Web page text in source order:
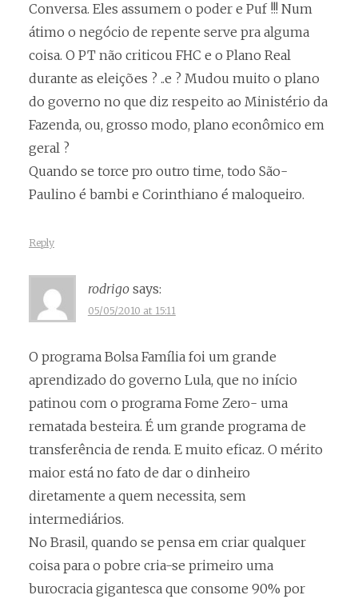
Conversa. Eles assumem o poder e Puf !!! Num
átimo o negócio de repente serve pra alguma
coisa. O PT não criticou FHC e o Plano Real
durante as eleições ? ..e ? Mudou muito o plano
do governo no que diz respeito ao Ministério da
Fazenda, ou, grosso modo, plano econômico em
geral ?
Quando se torce pro outro time, todo São-
Paulino é bambi e Corinthiano é maloqueiro.
Reply
rodrigo says:
05/05/2010 at 15:11
O programa Bolsa Família foi um grande
aprendizado do governo Lula, que no início
patinou com o programa Fome Zero- uma
rematada besteira. É um grande programa de
transferência de renda. E muito eficaz. O mérito
maior está no fato de dar o dinheiro
diretamente a quem necessita, sem
intermediários.
No Brasil, quando se pensa em criar qualquer
coisa para o pobre cria-se primeiro uma
burocracia gigantesca que consome 90% por